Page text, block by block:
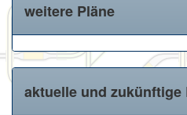
weitere Pläne
aktuelle und zukünftige